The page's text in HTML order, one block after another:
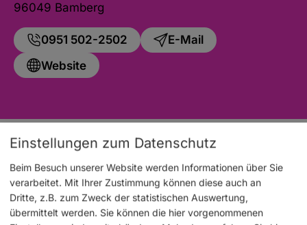
96049 Bamberg
0951 502-2502
E-Mail
Website
Auch an diesem Ort
Einstellungen zum Datenschutz
Beim Besuch unserer Website werden Informationen über Sie
verarbeitet. Mit Ihrer Zustimmung können diese auch an
Dritte, z.B. zum Zweck der statistischen Auswertung,
übermittelt werden. Sie können die hier vorgenommenen